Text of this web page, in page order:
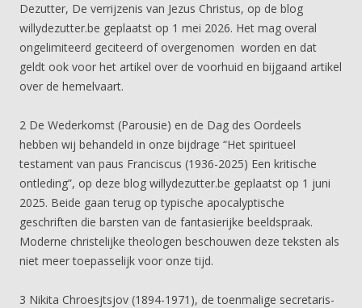
Dezutter, De verrijzenis van Jezus Christus, op de blog
willydezutter.be geplaatst op 1 mei 2026. Het mag overal
ongelimiteerd geciteerd of overgenomen worden en dat
geldt ook voor het artikel over de voorhuid en bijgaand artikel
over de hemelvaart.
2 De Wederkomst (Parousie) en de Dag des Oordeels
hebben wij behandeld in onze bijdrage “Het spiritueel
testament van paus Franciscus (1936-2025) Een kritische
ontleding”, op deze blog willydezutter.be geplaatst op 1 juni
2025. Beide gaan terug op typische apocalyptische
geschriften die barsten van de fantasierijke beeldspraak.
Moderne christelijke theologen beschouwen deze teksten als
niet meer toepasselijk voor onze tijd.
3 Nikita Chroesjtsjov (1894-1971), de toenmalige secretaris-